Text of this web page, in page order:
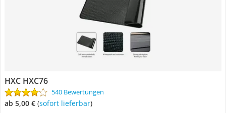
HXC ‎HXC76
540 Bewertungen
ab 5,00 € ( Sofort lieferbar)